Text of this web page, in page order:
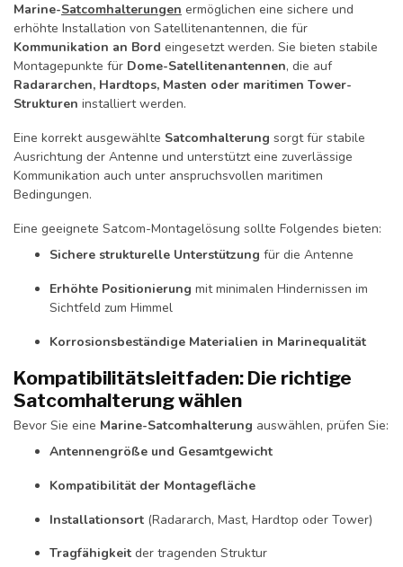
Marine-Satcomhalterungen ermöglichen eine sichere und
erhöhte Installation von Satellitenantennen, die für
Kommunikation an Bord eingesetzt werden. Sie bieten stabile
Montagepunkte für Dome-Satellitenantennen, die auf
Radararchen, Hardtops, Masten oder maritimen Tower-
Strukturen installiert werden.
Eine korrekt ausgewählte Satcomhalterung sorgt für stabile
Ausrichtung der Antenne und unterstützt eine zuverlässige
Kommunikation auch unter anspruchsvollen maritimen
Bedingungen.
Eine geeignete Satcom-Montagelösung sollte Folgendes bieten:
Sichere strukturelle Unterstützung für die Antenne
Erhöhte Positionierung mit minimalen Hindernissen im
Sichtfeld zum Himmel
Korrosionsbeständige Materialien in Marinequalität
Kompatibilitätsleitfaden: Die richtige
Satcomhalterung wählen
Bevor Sie eine Marine-Satcomhalterung auswählen, prüfen Sie:
Antennengröße und Gesamtgewicht
Kompatibilität der Montagefläche
Installationsort (Radararch, Mast, Hardtop oder Tower)
Tragfähigkeit der tragenden Struktur